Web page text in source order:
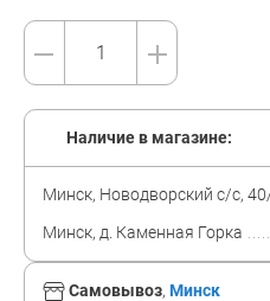
Самовывоз, Минск
Наличие в магазине:
Минск, Новодворский с/с,
Минск, д. Каменная Горка